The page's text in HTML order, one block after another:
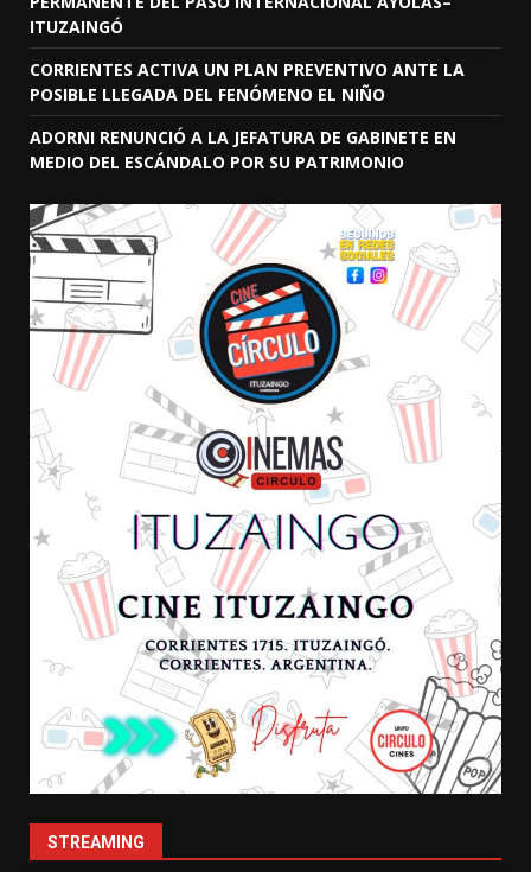
ITUZAINGÓ
CORRIENTES ACTIVA UN PLAN PREVENTIVO ANTE LA
POSIBLE LLEGADA DEL FENÓMENO EL NIÑO
ADORNI RENUNCIÓ A LA JEFATURA DE GABINETE EN
MEDIO DEL ESCÁNDALO POR SU PATRIMONIO
STREAMING